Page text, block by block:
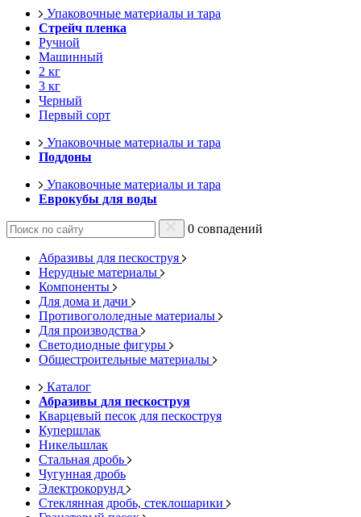
Упаковочные материалы и тара
Стрейч пленка
Ручной
Машинный
2 кг
3 кг
Черный
Первый сорт
Упаковочные материалы и тара
Поддоны
Упаковочные материалы и тара
Еврокубы для воды
0 совпадений
Абразивы для пескоструя
Нерудные материалы
Компоненты
Для дома и дачи
Противогололедные материалы
Для производства
Светодиодные фигуры
Общестроительные материалы
Каталог
Абразивы для пескоструя
Кварцевый песок для пескоструя
Купершлак
Никельшлак
Стальная дробь
Чугунная дробь
Электрокорунд
Стеклянная дробь, стеклошарики